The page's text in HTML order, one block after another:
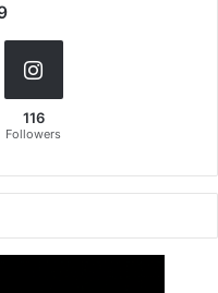
116
Followers